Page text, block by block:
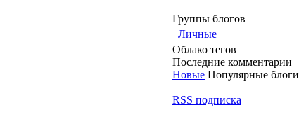
Группы блогов
Личные
Облако тегов
Последние комментарии
Новые Популярные блоги
RSS подписка